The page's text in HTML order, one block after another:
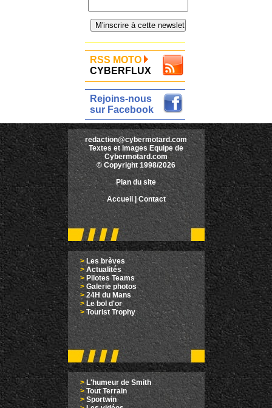
RSS MOTO
CYBERFLUX
Rejoins-nous
sur Facebook
redaction@cybermotard.com
Textes et images Equipe de
Cybermotard.com
© Copyright 1998/2026
Plan du site
Accueil |Contact
>Les brèves
> Actualités
> Pilotes Teams
>Galerie photos
>24H du Mans
>Le bol d'or
> Tourist Trophy
>L'humeur de Smith
> Tout Terrain
> Sportwin